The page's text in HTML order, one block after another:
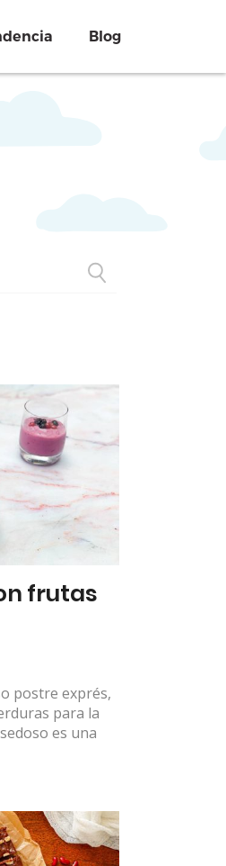
Blog
frutas
postre exprés,
para la
es una